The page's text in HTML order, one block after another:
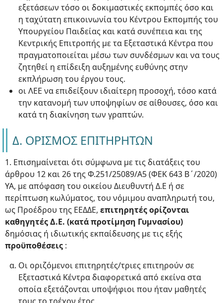
εξετάσεων τόσο οι δοκιμαστικές εκπομπές όσο και
η ταχύτατη επικοινωνία του Κέντρου Εκπομπής του
Υπουργείου Παιδείας και κατά συνέπεια και της
Κεντρικής Επιτροπής με τα Εξεταστικά Κέντρα που
πραγματοποιείται μέσω των συνδέσμων και να τους
ζητηθεί η επίδειξη αυξημένης ευθύνης στην
εκπλήρωση του έργου τους.
οι ΛΕΕ να επιδείξουν ιδιαίτερη προσοχή, τόσο κατά
την κατανομή των υποψηφίων σε αίθουσες, όσο και
κατά τη διακίνηση των γραπτών.
Δ. ΟΡΙΣΜΟΣ ΕΠΙΤΗΡΗΤΩΝ
1. Επισημαίνεται ότι σύμφωνα με τις διατάξεις του
άρθρου 12 και 26 της Φ.251/25089/Α5 (ΦΕΚ 643 Β΄/2020)
ΥΑ, με απόφαση του οικείου Διευθυντή Δ.Ε ή σε
περίπτωση κωλύματος, του νόμιμου αναπληρωτή του,
ως Προέδρου της ΕΕΔΔΕ, επιτηρητές ορίζονται
καθηγητές Δ.Ε. (κατά προτίμηση Γυμνασίου)
δημόσιας ή ιδιωτικής εκπαίδευσης με τις εξής
προϋποθέσεις :
Οι οριζόμενοι επιτηρητές/τριες επιτηρούν σε
Εξεταστικά Κέντρα διαφορετικά από εκείνα στα
οποία εξετάζονται υποψήφιοι που ήταν μαθητές